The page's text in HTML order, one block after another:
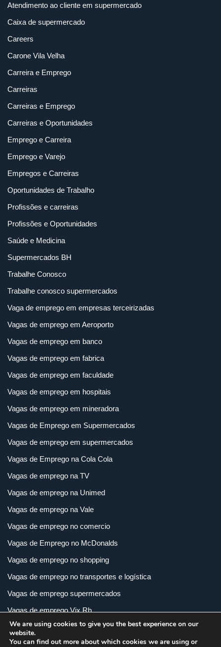
Atendimento ao cliente em supermercado
Caixa de supermercado
Careers
Carone Vila Velha
Carreira e Emprego
Carreiras
Carreiras e Emprego
Carreiras e Oportunidades
Emprego e Carreira
Emprego e Varejo
Empregos e Carreiras
Oportunidades de Trabalho
Profissões e carreiras
Profissões e Oportunidades
Saúde e Medicina
Supermercados BH
Trabalhe Conosco
Trabalhe conosco supermercados
Vaga de emprego em empresas terceirizadas
Vagas de emprego em Aeroporto
Vagas de emprego em banco
Vagas de emprego em fabrica
Vagas de emprego em faculdade
Vagas de emprego em hospitais
Vagas de emprego em mineradora
Vagas de Emprego em Supermercados
Vagas de emprego em supermercados
Vagas de Emprego na Cola Cola
Vagas de emprego na TV
Vagas de emprego na Unimed
Vagas de emprego na Vale
Vagas de emprego no comercio
Vagas de Emprego no McDonalds
Vagas de emprego no shopping
Vagas de emprego no transportes e logística
Vagas de emprego supermercados
Vagas de emprego Vix Rh
Vagas de empregos em imobiliária
Vagas de empregos em loja
We are using cookies to give you the best experience on our
website.
You can find out more about which cookies we are using or